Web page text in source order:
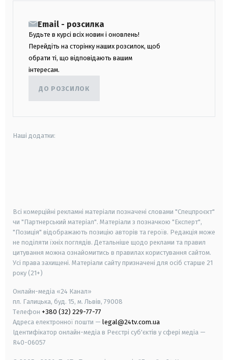
Email - розсилка
Будьте в курсі всіх новин і оновлень!
Перейдіть на сторінку наших розсилок, щоб
обрати ті, що відповідають вашим
інтересам.
ДО РОЗСИЛОК
Наші додатки:
Всі комерційні рекламні матеріали позначені словами "Спецпроєкт"
чи "Партнерський матеріал". Матеріали з позначкою "Експерт",
"Позиція" відображають позицію авторів та героїв. Редакція може
не поділяти їхніх поглядів. Детальніше щодо реклами та правил
цитування можна ознайомитись в правилах користування сайтом.
Усі права захищені. Матеріали сайту призначені для осіб старше 21
року (21+)
Онлайн-медіа «24 Канал»
пл. Галицька, буд. 15, м. Львів, 79008
Телефон +380 (32) 229-77-77
Адреса електронної пошти — legal@24tv.com.ua
Ідентифікатор онлайн-медіа в Реєстрі суб'єктів у сфері медіа —
R40-06057